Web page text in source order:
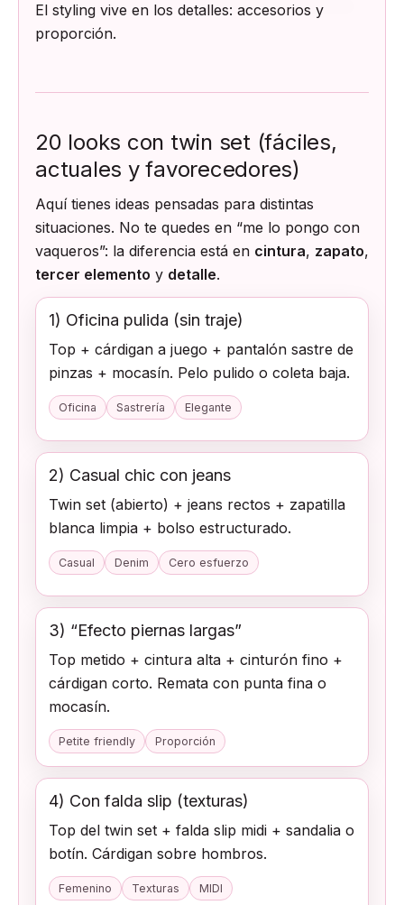
El styling vive en los detalles: accesorios y
proporción.
20 looks con twin set (fáciles,
actuales y favorecedores)
Aquí tienes ideas pensadas para distintas
situaciones. No te quedes en “me lo pongo con
vaqueros”: la diferencia está en cintura, zapato,
tercer elemento y detalle.
1) Oficina pulida (sin traje)
Top + cárdigan a juego + pantalón sastre de
pinzas + mocasín. Pelo pulido o coleta baja.
Oficina Sastrería Elegante
2) Casual chic con jeans
Twin set (abierto) + jeans rectos + zapatilla
blanca limpia + bolso estructurado.
Casual Denim Cero esfuerzo
3) “Efecto piernas largas”
Top metido + cintura alta + cinturón fino +
cárdigan corto. Remata con punta fina o
mocasín.
Petite friendly Proporción
4) Con falda slip (texturas)
Top del twin set + falda slip midi + sandalia o
botín. Cárdigan sobre hombros.
Femenino Texturas MIDI